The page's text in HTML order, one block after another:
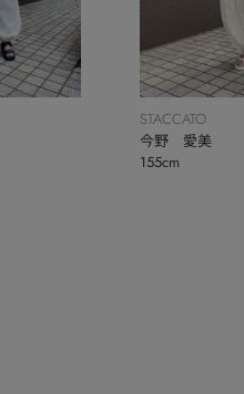
STACCATO
今野 愛美
155cm